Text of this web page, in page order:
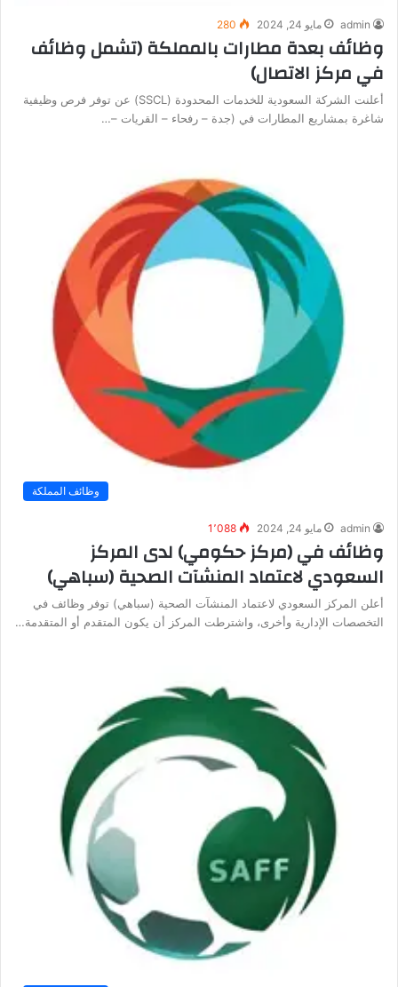
admin مايو 24, 2024 280
وظائف بعدة مطارات بالمملكة (تشمل وظائف
في مركز الاتصال)
أعلنت الشركة السعودية للخدمات المحدودة (SSCL) عن توفر فرص وظيفية
شاغرة بمشاريع المطارات في (جدة – رفحاء – القريات –…
وظائف المملكة
admin مايو 24, 2024 1٬088
وظائف في (مركز حكومي) لدى المركز
السعودي لاعتماد المنشآت الصحية (سباهي)
أعلن المركز السعودي لاعتماد المنشآت الصحية (سباهي) توفر وظائف في
التخصصات الإدارية وأخرى، واشترطت المركز أن يكون المتقدم أو المتقدمة…